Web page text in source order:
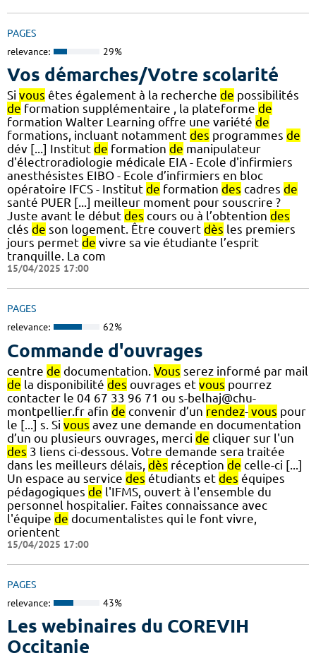
PAGES
relevance: 29%
Vos démarches/Votre scolarité
Si vous êtes également à la recherche de possibilités
de formation supplémentaire , la plateforme de
formation Walter Learning offre une variété de
formations, incluant notamment des programmes de
dév [...] Institut de formation de manipulateur
d'électroradiologie médicale EIA - Ecole d'infirmiers
anesthésistes EIBO - Ecole d’infirmiers en bloc
opératoire IFCS - Institut de formation des cadres de
santé PUER [...] meilleur moment pour souscrire ?
Juste avant le début des cours ou à l’obtention des
clés de son logement. Être couvert dès les premiers
jours permet de vivre sa vie étudiante l’esprit
tranquille. La com
15/04/2025 17:00
PAGES
relevance: 62%
Commande d'ouvrages
centre de documentation. Vous serez informé par mail
de la disponibilité des ouvrages et vous pourrez
contacter le 04 67 33 96 71 ou s-belhaj@chu-
montpellier.fr afin de convenir d’un rendez- vous pour
le [...] s. Si vous avez une demande en documentation
d’un ou plusieurs ouvrages, merci de cliquer sur l'un
des 3 liens ci-dessous. Votre demande sera traitée
dans les meilleurs délais, dès réception de celle-ci [...]
Un espace au service des étudiants et des équipes
pédagogiques de l'IFMS, ouvert à l'ensemble du
personnel hospitalier. Faites connaissance avec
l'équipe de documentalistes qui le font vivre,
orientent
15/04/2025 17:00
PAGES
relevance: 43%
Les webinaires du COREVIH
Occitanie